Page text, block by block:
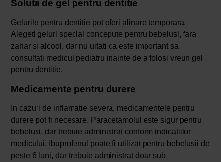
Solutii de gel pentru dentitie
Gelurile pentru dentitie pot oferi alinare temporara.
Alegeti geluri special concepute pentru bebelusi, fara
zahar si alcool, dar nu uitati ca este important sa
consultati medicul pediatru inainte de a folosi vreun gel
pentru dentitie.
Medicamente pentru durere
In cazuri de inflamatie severa, medicamentele pentru
durere pot fi necesare. Paracetamolul este sigur pentru
bebelusi, dar trebuie administrat conform indicatiilor
medicului. Ibuprofenul poate fi utilizat pentru bebelusii de
peste 6 luni, dar trebuie administrat doar sub